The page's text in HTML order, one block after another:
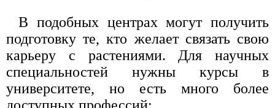
В подобных центрах могут получить
подготовку те, кто желает связать свою
карьеру с растениями. Для научных
специальностей нужны курсы в
университете, но есть много более